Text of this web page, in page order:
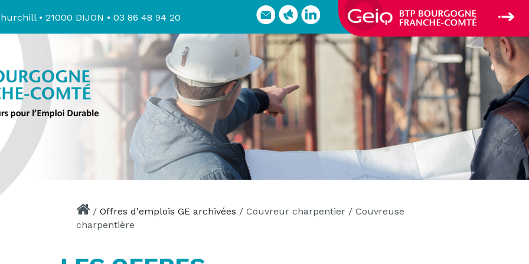
• 21000 DIJON • 03 86 48 94 20
/ Offres d'emplois GE archivées / Couvreur charpentier / Couvreuse
charpentière